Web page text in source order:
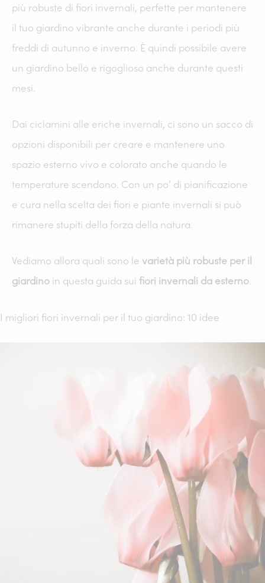
più robuste di fiori invernali, perfette per mantenere
il tuo giardino vibrante anche durante i periodi più
freddi di autunno e inverno. È quindi possibile avere
un giardino bello e rigoglioso anche durante questi
mesi.
Dai ciclamini alle eriche invernali, ci sono un sacco di
opzioni disponibili per creare e mantenere uno
spazio esterno vivo e colorato anche quando le
temperature scendono. Con un po’ di pianificazione
e cura nella scelta dei fiori e piante invernali si può
rimanere stupiti della forza della natura.
Vediamo allora quali sono le varietà più robuste per il
giardino in questa guida sui fiori invernali da esterno.
I migliori fiori invernali per il tuo giardino: 10 idee